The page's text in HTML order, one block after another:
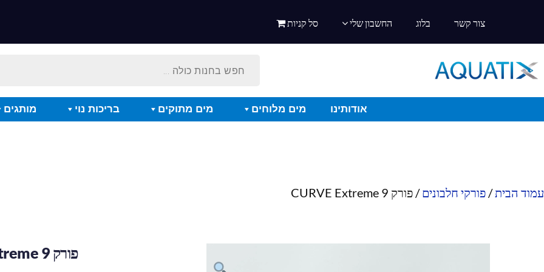
צור קשר בלוג החשבון שלי סל קניות
אודותינו מים מלוחים מים מתוקים בריכות נוי מותגים
עמוד הבית/פורקי חלבונים/ פורק CURVE Extreme 9
פורק CURVE Extreme 9